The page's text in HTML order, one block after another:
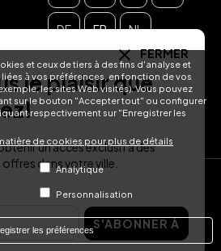
et ceux de tiers à des fins d'analyse et
à vos préférences, en fonction de vos
les sites Web visités). Vous pouvez
sur le bouton "Accepter tout" ou configurer
respectivement sur "Enregistrer les
de cookies pour plus de détails
Analytique
Personnalisation
les préférences
DE FR NL
Treats 2026
00 40 (9:00 - 19:00 CEST)
FERMER
le plaisir que
un accès exclusif à des
dans votre ville.
S'ABONNER À